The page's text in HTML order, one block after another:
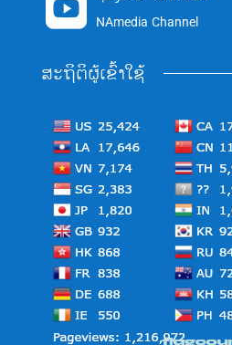
 NAmedia Channel
ສະຖິຕິຜູ້ເຂົ້າໃຊ້